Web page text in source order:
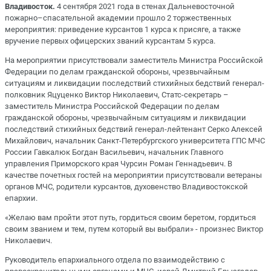
Владивосток. 4 сентября 2021 года в стенах Дальневосточной
пожарно–спасательной академии прошло 2 торжественных
мероприятия: приведение курсантов 1 курса к присяге, а также
вручение первых офицерских званий курсантам 5 курса.
На мероприятии присутствовали заместитель Министра Российской
Федерации по делам гражданской обороны, чрезвычайным
ситуациям и ликвидации последствий стихийных бедствий генерал-
полковник Яцуценко Виктор Николаевич, Статс-секретарь –
заместитель Министра Российской Федерации по делам
гражданской обороны, чрезвычайным ситуациям и ликвидации
последствий стихийных бедствий генерал-лейтенант Серко Алексей
Михайлович, начальник Санкт-Петербургского университета ГПС МЧС
России Гавкалюк Богдан Васильевич, начальник Главного
управления Приморского края Чурсин Роман Геннадьевич. В
качестве почетных гостей на мероприятии присутствовали ветераны
органов МЧС, родители курсантов, духовенство Владивостокской
епархии.
«Желаю вам пройти этот путь, гордиться своим беретом, гордиться
своим званием и тем, путем который вы выбрали» - произнес Виктор
Николаевич.
Руководитель епархиального отдела по взаимодействию с